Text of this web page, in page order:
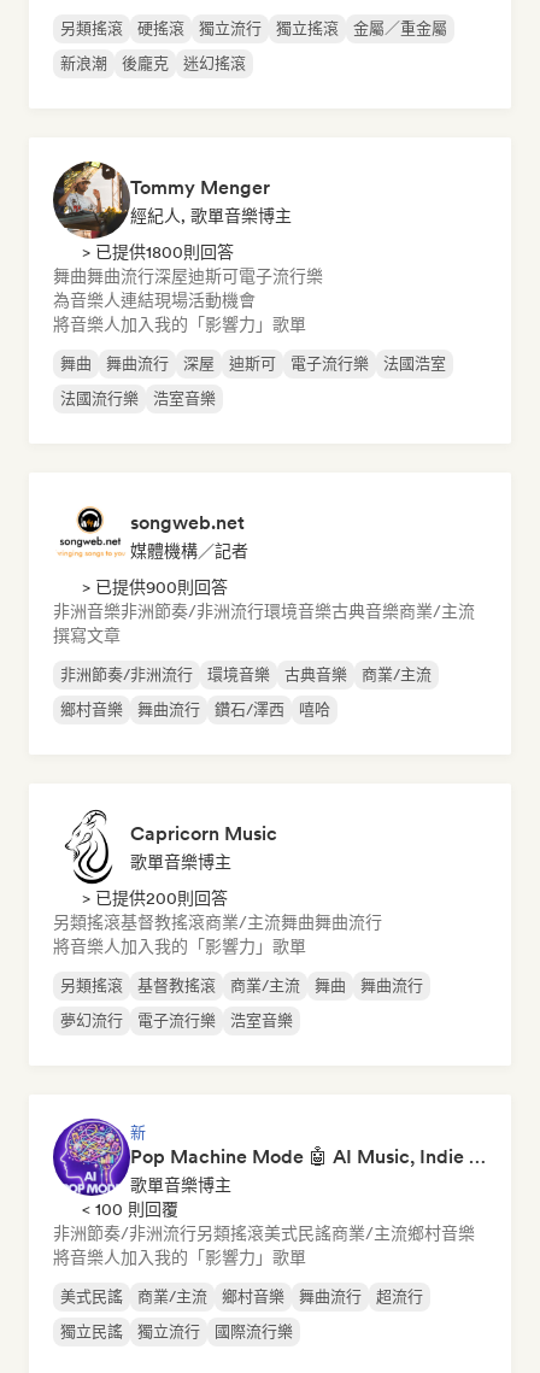
另類搖滾 硬搖滾 獨立流行 獨立搖滾
金屬／重金屬
新浪潮
後龐克 迷幻搖滾
Tommy Menger
經紀人, 歌單音樂博主
> 已提供1800則回答
舞曲舞曲流行深屋迪斯可電子流行樂
為音樂人連結現場活動機會
將音樂人加入我的「影響力」歌單
舞曲 舞曲流行 深屋 迪斯可 電子流行樂
法國浩室
法國流行樂
浩室音樂
songweb.net
媒體機構／記者
> 已提供900則回答
非洲音樂非洲節奏/非洲流行環境音樂古典音樂商業/主流
撰寫文章
非洲節奏/非洲流行 環境音樂 古典音樂
商業/主流
鄉村音樂
舞曲流行 鑽石/澤西 嘻哈
Capricorn Music
歌單音樂博主
> 已提供200則回答
另類搖滾基督教搖滾商業/主流舞曲舞曲流行
將音樂人加入我的「影響力」歌單
另類搖滾 基督教搖滾 商業/主流 舞曲
舞曲流行
夢幻流行
電子流行樂 浩室音樂
新
Pop Machine Mode 🤖 AI Music, Indie Pop & Dream Pop
歌單音樂博主
< 100 則回覆
非洲節奏/非洲流行另類搖滾美式民謠商業/主流鄉村音樂
將音樂人加入我的「影響力」歌單
美式民謠 商業/主流 鄉村音樂 舞曲流行
超流行
獨立民謠
獨立流行 國際流行樂